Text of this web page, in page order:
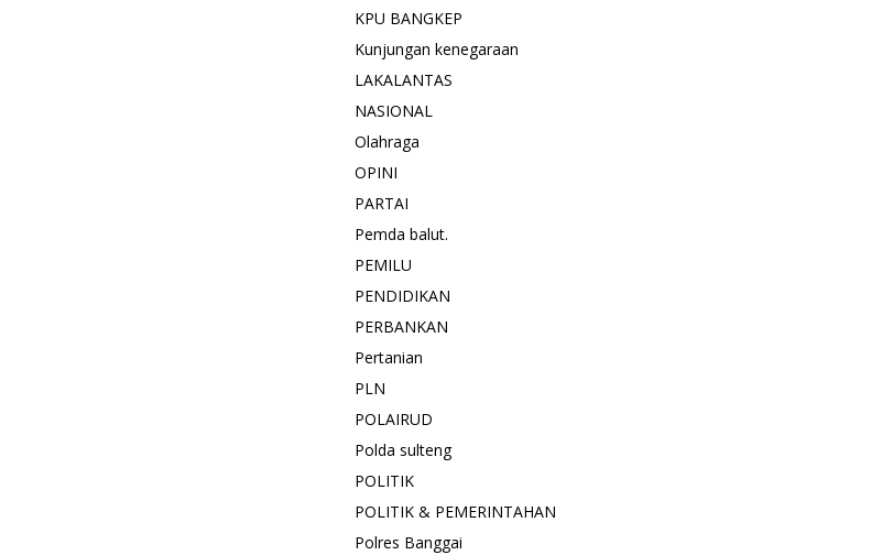
KPU BANGKEP
Kunjungan kenegaraan
LAKALANTAS
NASIONAL
Olahraga
OPINI
PARTAI
Pemda balut.
PEMILU
PENDIDIKAN
PERBANKAN
Pertanian
PLN
POLAIRUD
Polda sulteng
POLITIK
POLITIK & PEMERINTAHAN
Polres Banggai